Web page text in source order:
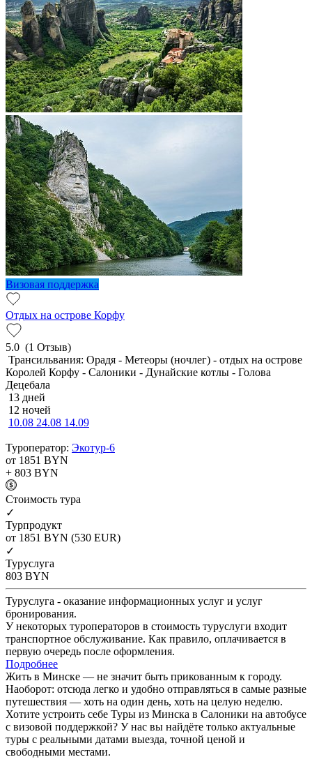
Визовая поддержка
Отдых на острове Корфу
5.0 (1 Отзыв)
Трансильвания: Орадя - Метеоры (ночлег) - отдых на острове
Королей Корфу - Салоники - Дунайские котлы - Голова
Децебала
13 дней
12 ночей
10.08 24.08 14.09
Туроператор: Экотур-6
от 1851 BYN
+ 803 BYN
Cтоимость тура
✓
Турпродукт
от 1851 BYN (530 EUR)
✓
Туруслуга
803 BYN
Туруслуга - оказание информационных услуг и услуг
бронирования.
У некоторых туроператоров в стоимость туруслуги входит
транспортное обслуживание. Как правило, оплачивается в
первую очередь после оформления.
Подробнее
Жить в Минске — не значит быть прикованным к городу.
Наоборот: отсюда легко и удобно отправляться в самые разные
путешествия — хоть на один день, хоть на целую неделю.
Хотите устроить себе Туры из Минска в Салоники на автобусе
с визовой поддержкой? У нас вы найдёте только актуальные
туры с реальными датами выезда, точной ценой и
свободными местами.